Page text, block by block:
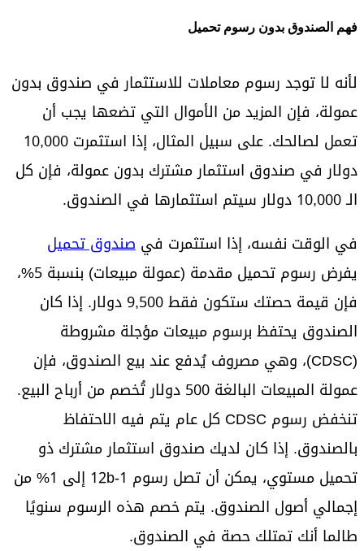
فهم الصندوق بدون رسوم تحميل
لأنه لا توجد رسوم معاملات للاستثمار في صندوق بدون
عمولة، فإن المزيد من الأموال التي تضعها يجب أن
تعمل لصالحك. على سبيل المثال، إذا استثمرت 10,000
دولار في صندوق استثمار مشترك بدون عمولة، فإن كل
الـ 10,000 دولار سيتم استثمارها في الصندوق.
في الوقت نفسه، إذا استثمرت في صندوق تحميل
يفرض رسوم تحميل مقدمة (عمولة مبيعات) بنسبة 5%،
فإن قيمة حصتك ستكون فقط 9,500 دولار. إذا كان
الصندوق يحتفظ برسوم مبيعات مؤجلة مشروطة
(CDSC)، وهي مصروف يُدفع عند بيع الصندوق، فإن
عمولة المبيعات البالغة 500 دولار تُخصم من أرباح البيع.
تنخفض رسوم CDSC كل عام يتم فيه الاحتفاظ
بالصندوق. إذا كان لديك صندوق استثمار مشترك ذو
تحميل مستوي، يمكن أن تصل رسوم 12b-1 إلى 1% من
إجمالي أصول الصندوق. يتم خصم هذه الرسوم سنويًا
طالما أنك تمتلك حصة في الصندوق.